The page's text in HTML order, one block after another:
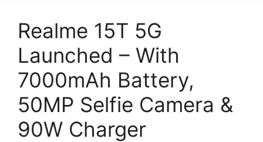
Realme 15T 5G
Launched – With
7000mAh Battery,
50MP Selfie Camera &
90W Charger